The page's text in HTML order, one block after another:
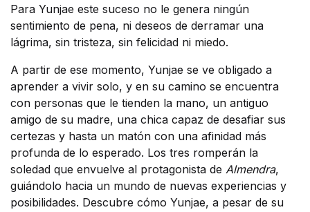
Para Yunjae este suceso no le genera ningún
sentimiento de pena, ni deseos de derramar una
lágrima, sin tristeza, sin felicidad ni miedo.
A partir de ese momento, Yunjae se ve obligado a
aprender a vivir solo, y en su camino se encuentra
con personas que le tienden la mano, un antiguo
amigo de su madre, una chica capaz de desafiar sus
certezas y hasta un matón con una afinidad más
profunda de lo esperado. Los tres romperán la
soledad que envuelve al protagonista de Almendra,
guiándolo hacia un mundo de nuevas experiencias y
posibilidades. Descubre cómo Yunjae, a pesar de su